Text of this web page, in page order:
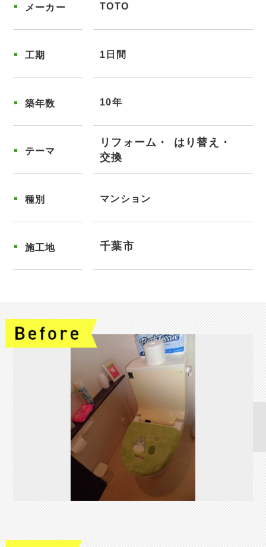
メーカー TOTO
工期 1日間
築年数 10年
テーマ
リフォーム
はり替え
交換
種別 マンション
施工地 千葉市